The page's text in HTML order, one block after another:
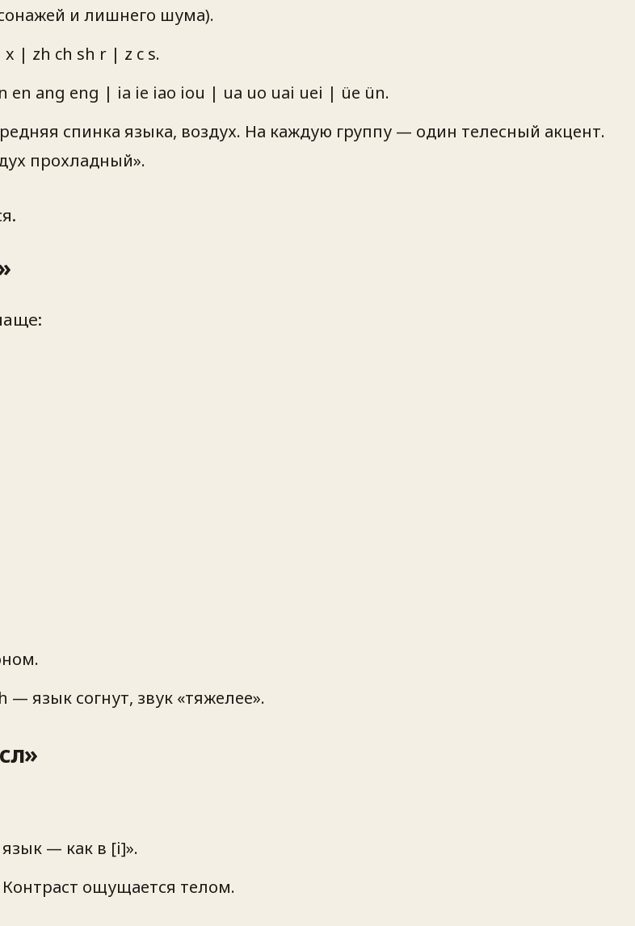
и лишнего шума).
| zh ch sh r | z c s.
en ang eng | ia ie iao iou | ua uo uai uei | üe ün.
спинка языка, воздух. На каждую группу — один телесный акцент.
прохладный».
— язык согнут, звук «тяжелее».
— как в [i]».
ощущается телом.